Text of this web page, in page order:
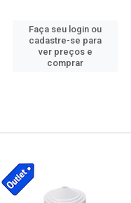
Faça seu login ou
cadastre-se para
ver preços e
comprar